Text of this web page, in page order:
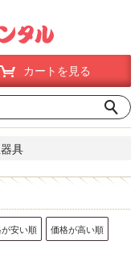
カートを見る
具
安い順 価格が高い順